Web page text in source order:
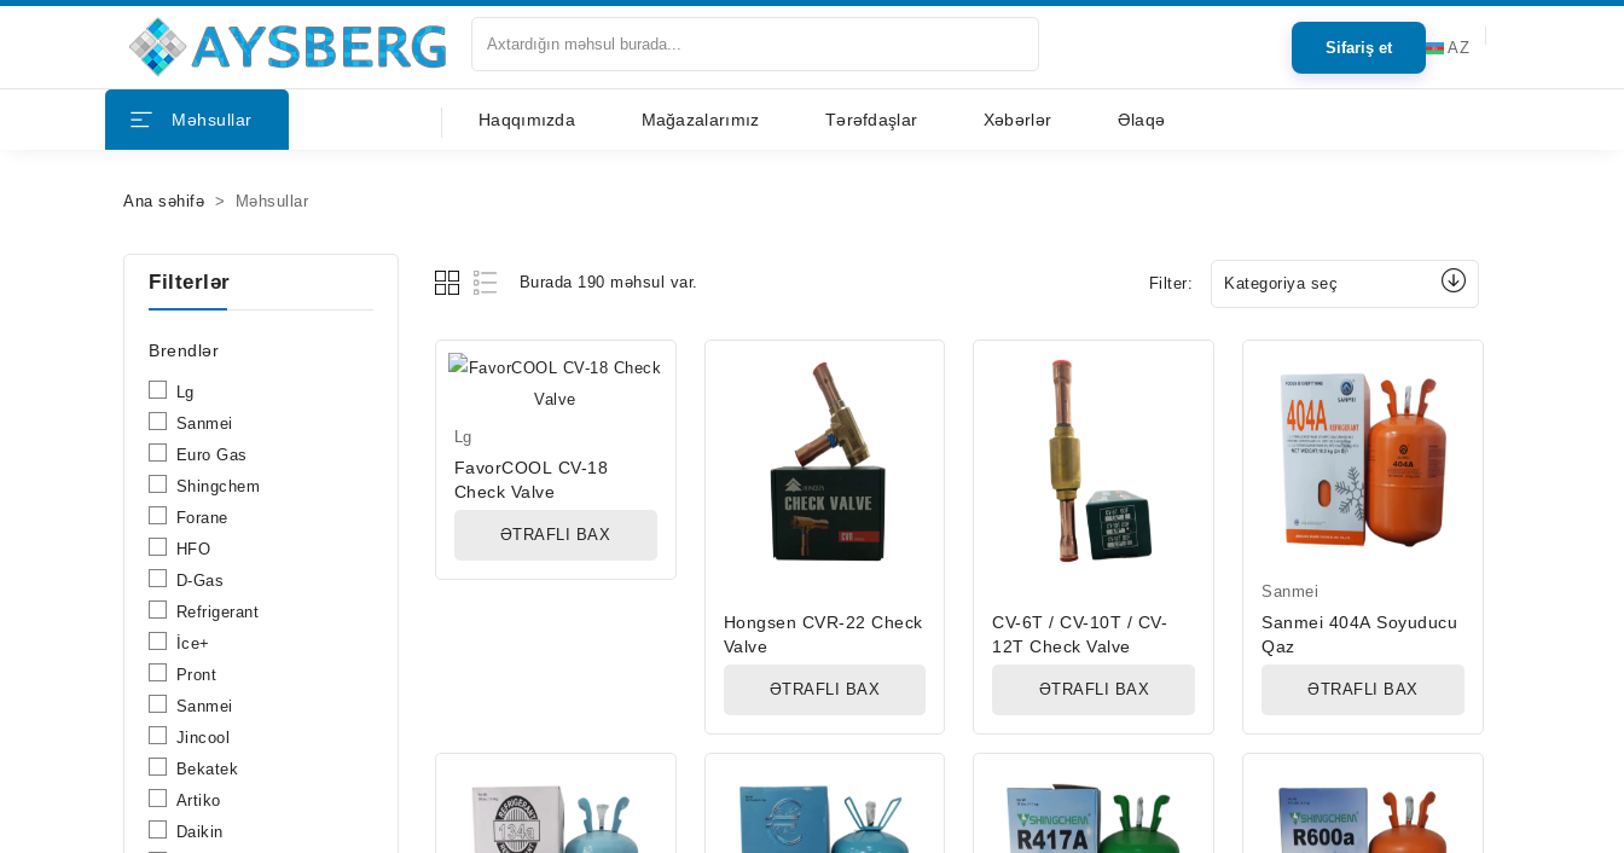
Sifariş et AZ
Məhsullar Haqqımızda Mağazalarımız Tərəfdaşlar Xəbərlər Əlaqə
Tərəfdaşlar
Mağazalar
Ana səhifə Məhsullar
Filterlər
Brendlər
Lg
Sanmei
Euro Gas
Shingchem
Forane
HFO
D-Gas
Refrigerant
İce+
Pront
Sanmei
Jincool
Bekatek
Artiko
Daikin
Burada 190 məhsul var. Filter: Kategoriya seç
Lg
FavorCOOL CV-18
Check Valve
ƏTRAFLI BAX
Hongsen CVR-22 Check
Valve
ƏTRAFLI BAX
CV-6T / CV-10T / CV-
12T Check Valve
ƏTRAFLI BAX
Sanmei
Sanmei 404A Soyuducu
Qaz
ƏTRAFLI BAX